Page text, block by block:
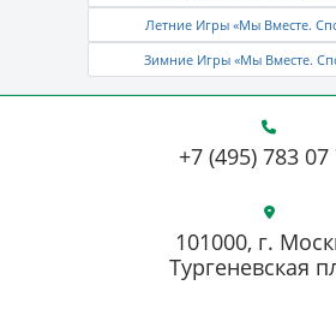
Летние Игры «Мы Вместе.
Зимние Игры «Мы Вместе.
+7 (495) 783 07
101000, г.
Тургеневская